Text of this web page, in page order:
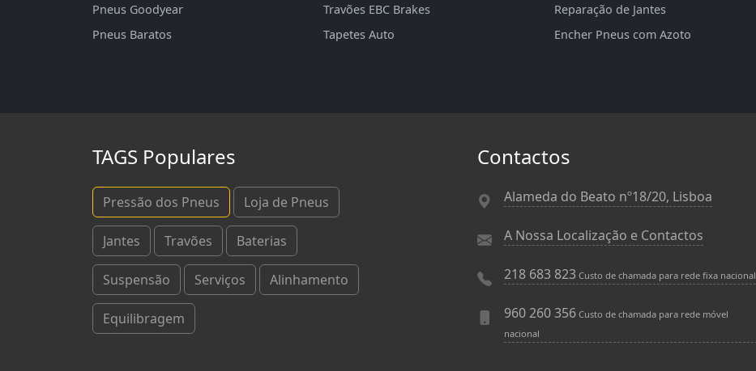
Pneus Goodyear
Pneus Baratos
Travões EBC Brakes
Tapetes Auto
Reparação de Jantes
Encher Pneus com Azoto
TAGS Populares
Pressão dos Pneus Loja de Pneus
Jantes Travões Baterias
Suspensão Serviços Alinhamento
Equilibragem
Contactos
Alameda do Beato nº18/20, Lisboa
A Nossa Localização e Contactos
218 683 823 Custo de chamada para rede fixa nacional
960 260 356 Custo de chamada para rede móvel
nacional